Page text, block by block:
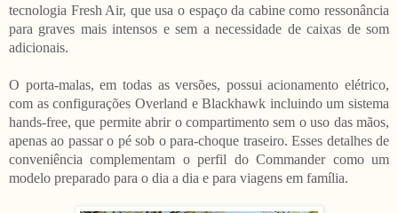
tecnologia Fresh Air, que usa o espaço da cabine como ressonância
para graves mais intensos e sem a necessidade de caixas de som
adicionais.
O porta-malas, em todas as versões, possui acionamento elétrico,
com as configurações Overland e Blackhawk incluindo um sistema
hands-free, que permite abrir o compartimento sem o uso das mãos,
apenas ao passar o pé sob o para-choque traseiro. Esses detalhes de
conveniência complementam o perfil do Commander como um
modelo preparado para o dia a dia e para viagens em família.